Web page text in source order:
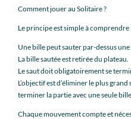
Comment jouer au Solitaire ?
Le principe est simple à comprendre
Une bille peut sauter par-dessus
La bille sautée est retirée du plateau.
Le saut doit obligatoirement se
L’objectif est d’éliminer le plus
terminer la partie avec une seule
Chaque mouvement compte et